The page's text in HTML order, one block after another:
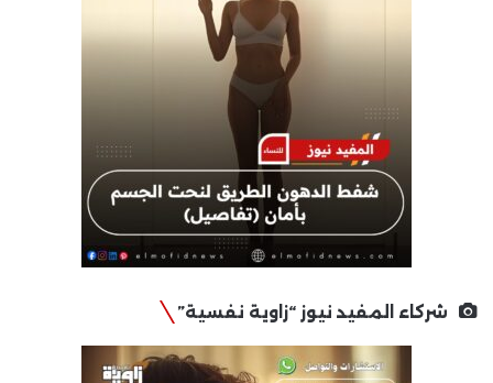
شركاء المفيد نيوز “زاوية نفسية”